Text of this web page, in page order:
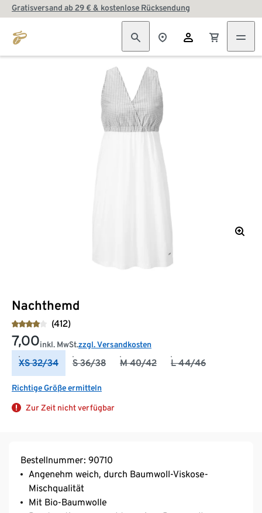
Gratisversand ab 29 € & kostenlose Rücksendung
Nachthemd
(412)
7,00inkl. MwSt.zzgl. Versandkosten
XS 32/34 S 36/38 M 40/42 L 44/46
Richtige Größe ermitteln
Zur Zeit nicht verfügbar
Bestellnummer: 90710
Angenehm weich, durch Baumwoll-Viskose-
Mischqualität
Mit Bio-Baumwolle